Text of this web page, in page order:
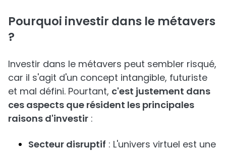
Pourquoi investir dans le métavers
?
Investir dans le métavers peut sembler risqué,
car il s'agit d'un concept intangible, futuriste
et mal défini. Pourtant, c'est justement dans
ces aspects que résident les principales
raisons d'investir :
Secteur disruptif : L'univers virtuel est une